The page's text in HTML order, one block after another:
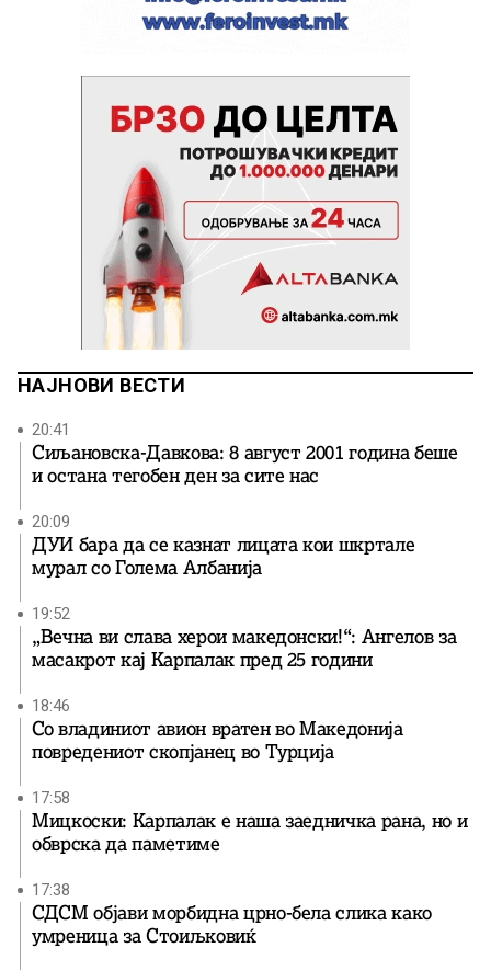
НАЈНОВИ ВЕСТИ
20:41
Сиљановска-Давкова: 8 август 2001 година беше
и остана тегобен ден за сите нас
20:09
ДУИ бара да се казнат лицата кои шкртале
мурал со Голема Албанија
19:52
„Вечна ви слава херои македонски!“: Ангелов за
масакрот кај Карпалак пред 25 години
18:46
Со владиниот авион вратен во Македонија
повредениот скопјанец во Турција
17:58
Мицкоски: Карпалак е наша заедничка рана, но и
обврска да паметиме
17:38
СДСМ објави морбидна црно-бела слика како
умреница за Стоиљковиќ